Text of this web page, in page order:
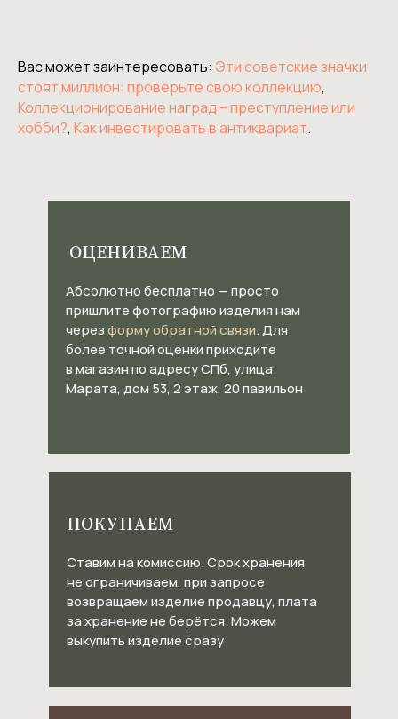
Вас может заинтересовать: Эти советские значки
стоят миллион: проверьте свою коллекцию,
Коллекционирование наград – преступление или
хобби?, Как инвестировать в антиквариат.
ОЦЕНИВАЕМ
Абсолютно бесплатно — просто
пришлите фотографию изделия нам
черезформу обратной связи. Для
более точной оценки приходите
в магазин по адресу СПб, улица
Марата, дом 53, 2 этаж, 20 павильон
ПОКУПАЕМ
Ставим на комиссию. Срок хранения
не ограничиваем, при запросе
возвращаем изделие продавцу, плата
за хранение не берётся. Можем
выкупить изделие сразу